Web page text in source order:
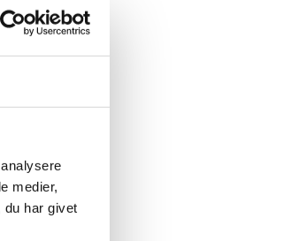
medier,
du har givet
at
det
af selve
ofre